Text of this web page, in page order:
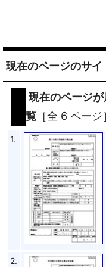
現在のページのサ
現在のページ
覧 ［全 6 ページ
1.
2.